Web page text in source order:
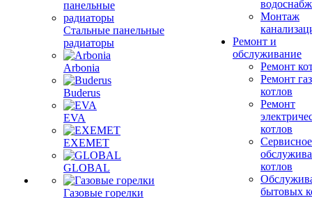
Стальные панельные
радиаторы
Arbonia
Buderus
EVA
EXEMET
GLOBAL
Газовые горелки
Монтаж
Ремонт и
обслуживание
Ремонт
Ремонт
котлов
Ремонт
котлов
Сервисное
котлов
бытовых